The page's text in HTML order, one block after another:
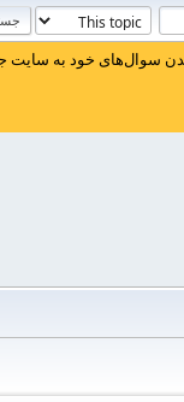
سوال‌های خود به سایت